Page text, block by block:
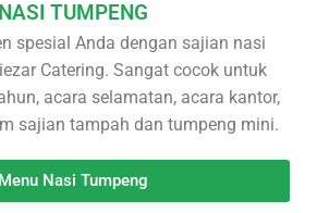
NASI TUMPENG
spesial Anda dengan sajian nasi
Catering. Sangat cocok untuk
acara selamatan, acara kantor,
sajian tampah dan tumpeng mini.
Menu Nasi Tumpeng